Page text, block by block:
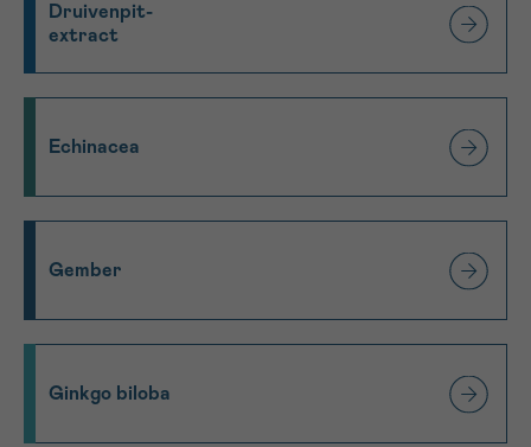
Druivenpit-
extract
Echinacea
Gember
Ginkgo biloba